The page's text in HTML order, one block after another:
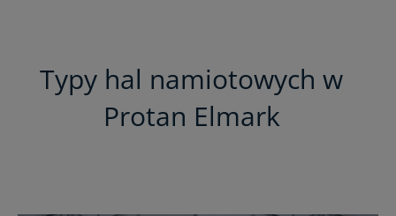
Typy hal namiotowych w
Protan Elmark